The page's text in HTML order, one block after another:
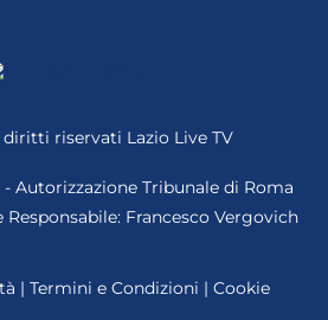
diritti riservati Lazio Live TV
Autorizzazione Tribunale di Roma
Francesco Vergovich
| Termini e Condizioni | Cookie